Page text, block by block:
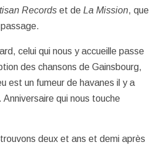
Records et de La Mission, que
celui qui nous y accueille passe
des chansons de Gainsbourg,
est un fumeur de havanes il y a
qui nous touche
deux et ans et demi après